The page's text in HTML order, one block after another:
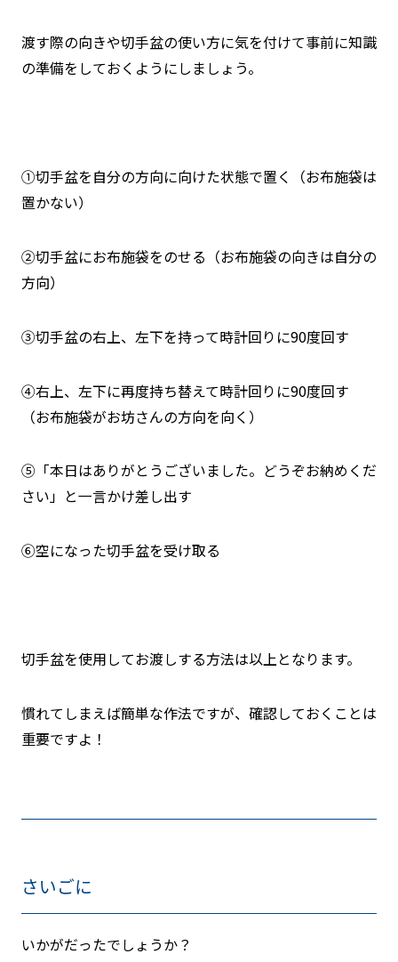
渡す際の向きや切手盆の使い方に気を付けて事前に知識
の準備をしておくようにしましょう。
①切手盆を自分の方向に向けた状態で置く（お布施袋は
置かない）
②切手盆にお布施袋をのせる（お布施袋の向きは自分の
方向）
③切手盆の右上、左下を持って時計回りに90度回す
④右上、左下に再度持ち替えて時計回りに90度回す
（お布施袋がお坊さんの方向を向く）
➄「本日はありがとうございました。どうぞお納めくだ
さい」と一言かけ差し出す
➅空になった切手盆を受け取る
切手盆を使用してお渡しする方法は以上となります。
慣れてしまえば簡単な作法ですが、確認しておくことは
重要ですよ！
さいごに
いかがだったでしょうか？